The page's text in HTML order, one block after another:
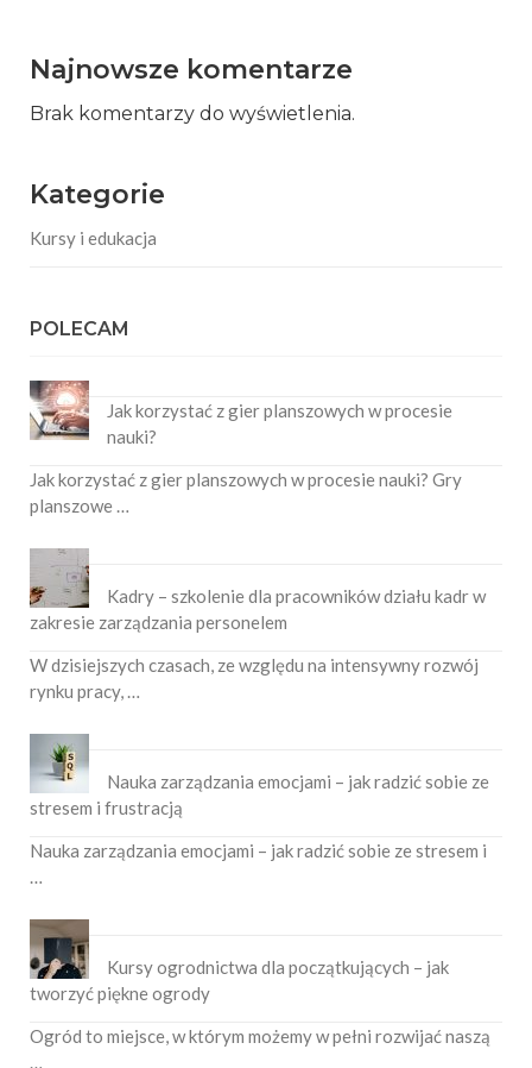
Najnowsze komentarze
Brak komentarzy do wyświetlenia.
Kategorie
Kursy i edukacja
POLECAM
Jak korzystać z gier planszowych w procesie
nauki?
Jak korzystać z gier planszowych w procesie nauki? Gry
planszowe …
Kadry – szkolenie dla pracowników działu kadr w
zakresie zarządzania personelem
W dzisiejszych czasach, ze względu na intensywny rozwój
rynku pracy, …
Nauka zarządzania emocjami – jak radzić sobie ze
stresem i frustracją
Nauka zarządzania emocjami – jak radzić sobie ze stresem i
…
Kursy ogrodnictwa dla początkujących – jak
tworzyć piękne ogrody
Ogród to miejsce, w którym możemy w pełni rozwijać naszą
…